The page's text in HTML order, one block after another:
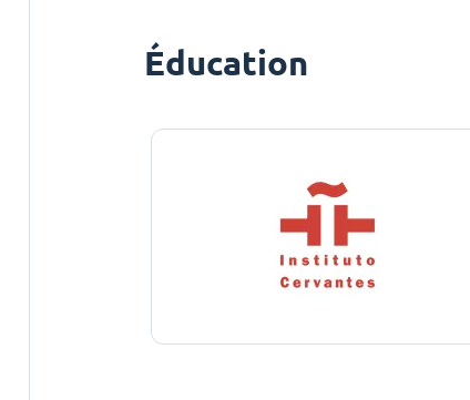
Éducation